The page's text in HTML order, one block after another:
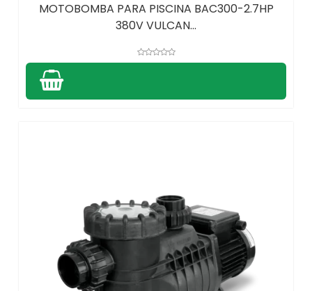
MOTOBOMBA PARA PISCINA BAC300-2.7HP
380V VULCAN...